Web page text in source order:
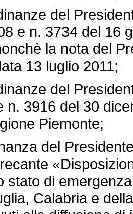
del
e n. 3734 del 16
la nota del
13 luglio 2011;
del
n. 3916 del 30
Piemonte;
del
stato di
Calabria e